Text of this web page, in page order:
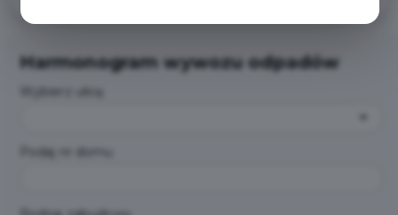
Harmonogram wywozu odpadów
Podaj nr domu